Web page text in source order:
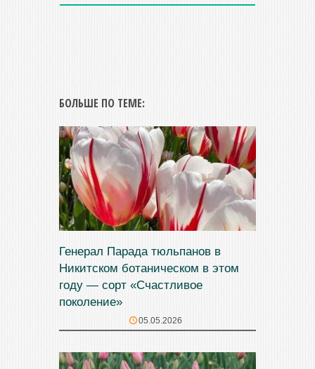
БОЛЬШЕ ПО ТЕМЕ:
Генерал Парада тюльпанов в
Никитском ботаническом в этом
году — сорт «Счастливое
поколение»
05.05.2026